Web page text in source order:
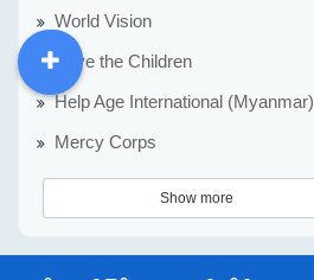
World Vision
Save the Children
Help Age International (Myanmar)
Mercy Corps
Show more